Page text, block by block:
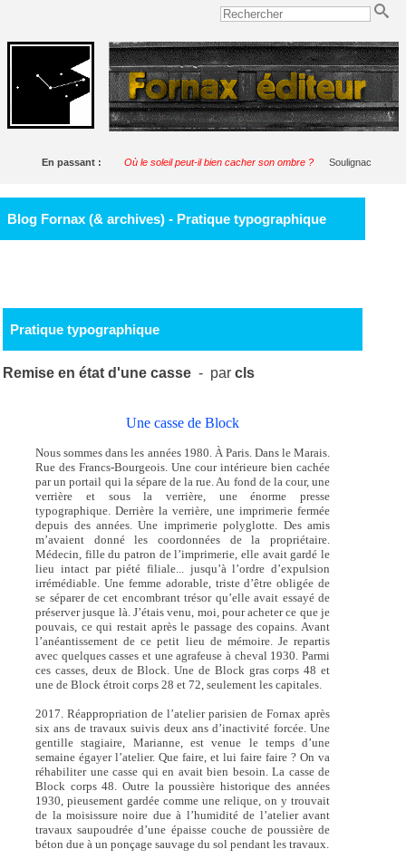
En passant : Où le soleil peut-il bien cacher son ombre ? Soulignac
Blog Fornax (& archives) - Pratique typographique
Pratique typographique
Remise en état d'une casse - parcls
Une casse de Block
Nous sommes dans les années 1980. À Paris. Dans le Marais.
Rue des Francs-Bourgeois. Une cour intérieure bien cachée
par un portail qui la sépare de la rue. Au fond de la cour, une
verrière et sous la verrière, une énorme presse
typographique. Derrière la verrière, une imprimerie fermée
depuis des années. Une imprimerie polyglotte. Des amis
m’avaient donné les coordonnées de la propriétaire.
Médecin, fille du patron de l’imprimerie, elle avait gardé le
lieu intact par piété filiale... jusqu’à l’ordre d’expulsion
irrémédiable. Une femme adorable, triste d’être obligée de
se séparer de cet encombrant trésor qu’elle avait essayé de
préserver jusque là. J’étais venu, moi, pour acheter ce que je
pouvais, ce qui restait après le passage des copains. Avant
l’anéantissement de ce petit lieu de mémoire. Je repartis
avec quelques casses et une agrafeuse à cheval 1930. Parmi
ces casses, deux de Block. Une de Block gras corps 48 et
une de Block étroit corps 28 et 72, seulement les capitales.
2017. Réappropriation de l’atelier parisien de Fornax après
six ans de travaux suivis deux ans d’inactivité forcée. Une
gentille stagiaire, Marianne, est venue le temps d’une
semaine égayer l’atelier. Que faire, et lui faire faire ? On va
réhabiliter une casse qui en avait bien besoin. La casse de
Block corps 48. Outre la poussière historique des années
1930, pieusement gardée comme une relique, on y trouvait
de la moisissure noire due à l’humidité de l’atelier avant
travaux saupoudrée d’une épaisse couche de poussière de
béton due à un ponçage sauvage du sol pendant les travaux.